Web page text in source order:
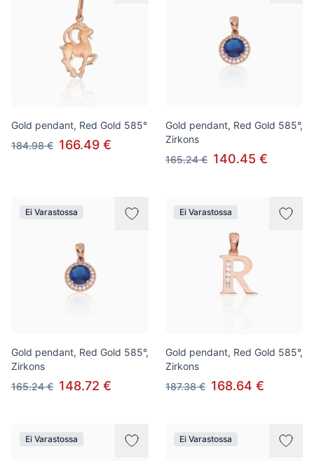
Gold pendant, Red Gold 585°
184.98 € 166.49 €
Gold pendant, Red Gold 585°,
Zirkons
165.24 € 140.45 €
Ei Varastossa
Gold pendant, Red Gold 585°,
Zirkons
165.24 € 148.72 €
Ei Varastossa
Gold pendant, Red Gold 585°,
Zirkons
187.38 € 168.64 €
Ei Varastossa Ei Varastossa